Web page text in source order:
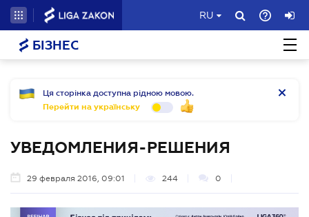
RU
БІЗНЕС
Ця сторінка доступна рідною мовою.
Перейти на українську
УВЕДОМЛЕНИЯ-РЕШЕНИЯ
29 февраля 2016, 09:01 244 0